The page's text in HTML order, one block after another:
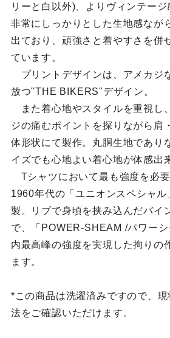
リーと白以外)、よりヴィンテージ
非常にしっかりとした生地感なが
出ており、頑強さと着やすさを併
ています。
プリントデザインは、アメカジ
放つ"THE BIKERS"デザイン。
また着心地やスタイルを重視し
ジの痛むポイントを探りながら肩
体形状にて製作。丸胴生地であり
イズでも心地よい着心地が体感出
Tシャツにおいて最も強度を必
1960年代の「ユニオンスペシャル
製。リブで身頃を挟み込んだバイ
で、「POWER-SHEAM /パワー
内最高峰の強度を実現した拘りの
ます。
*この商品は洗濯済みですので、
法をご確認いただけます。